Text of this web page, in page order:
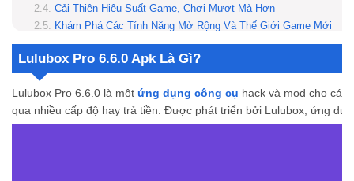
Cải Thiện Hiệu Suất Game, Chơi Mượt Mà Hơn
Khám Phá Các Tính Năng Mở Rộng Và Thế Giới Game Mới
Tiết Kiệm Thời Gian Và Tối Ưu Trải Nghiệm Game
Những Tính Năng MOD Của Lulubox Pro Apk
Mở Khóa Các Nhân Vật Và Skin
Vô Hạn Đá Quý, Kim Cương
Lulubox Pro 6.6.0 Apk Là Gì?
Lulubox Pro 6.6.0 là một ứng dụng công cụ hack và mod cho các
qua nhiều cấp độ hay trả tiền. Được phát triển bởi Lulubox, ứng